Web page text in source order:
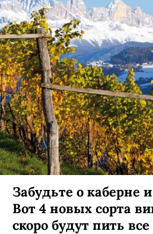
Забудьте о каберне
Вот 4 новых сорта
скоро будут пить все